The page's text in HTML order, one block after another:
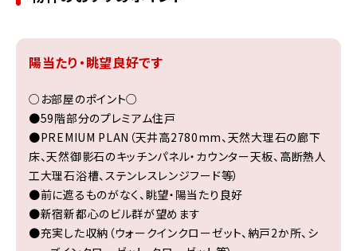
陽当たり・眺望良好です
○お部屋のポイント○
●59階部分のプレミアム住戸
●PREMIUM PLAN（天井高2780mm、天然大理石の廊下
床、天然御影石のキッチンパネル・カウンター天板、高断熱人
工大理石浴槽、ステンレスレンジフード等）
●前に遮るものがなく、眺望・陽当たり良好
●新宿新都心のビル群が望めます
●充実した収納（ウォークインクローゼット、納戸2か所、シ